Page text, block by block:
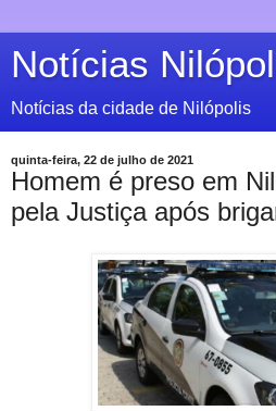
Notícias
Notícias da cidade de Nilópolis
quinta-feira, 22 de julho de 2021
Homem é preso em
pela Justiça após